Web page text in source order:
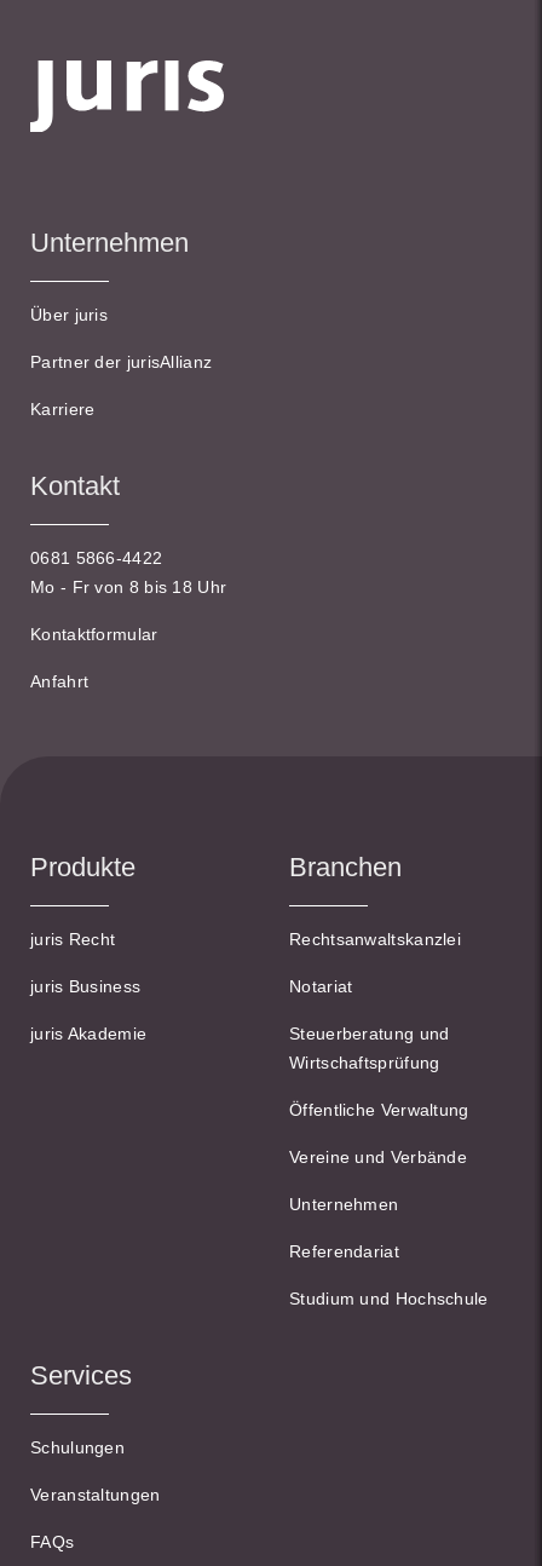
Unternehmen
Über juris
Partner der jurisAllianz
Karriere
Kontakt
0681 5866-4422
Mo - Fr von 8 bis 18 Uhr
Kontaktformular
Anfahrt
Produkte
juris Recht
juris Business
juris Akademie
Branchen
Rechtsanwaltskanzlei
Notariat
Steuerberatung und
Wirtschaftsprüfung
Öffentliche Verwaltung
Vereine und Verbände
Unternehmen
Referendariat
Studium und Hochschule
Services
Schulungen
Veranstaltungen
FAQs